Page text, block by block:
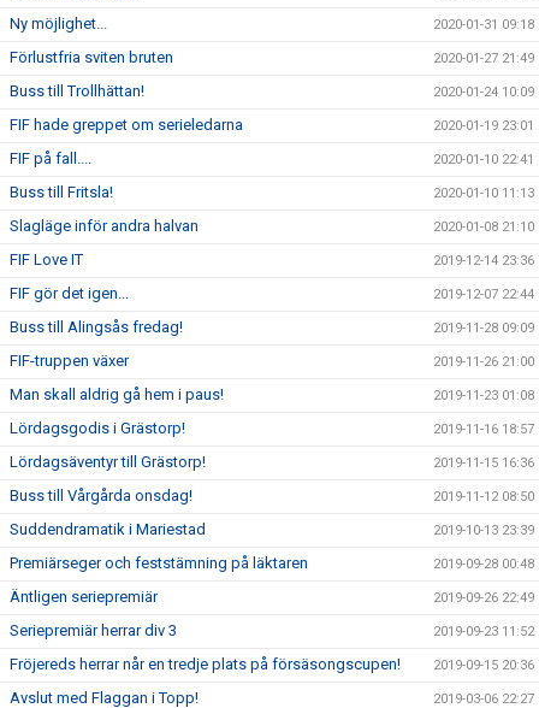
Ny möjlighet... 2020-01-31 09:18
Förlustfria sviten bruten 2020-01-27 21:49
Buss till Trollhättan! 2020-01-24 10:09
FIF hade greppet om serieledarna 2020-01-19 23:01
FIF på fall.... 2020-01-10 22:41
Buss till Fritsla! 2020-01-10 11:13
Slagläge inför andra halvan 2020-01-08 21:10
FIF Love IT 2019-12-14 23:36
FIF gör det igen... 2019-12-07 22:44
Buss till Alingsås fredag! 2019-11-28 09:09
FIF-truppen växer 2019-11-26 21:00
Man skall aldrig gå hem i paus! 2019-11-23 01:08
Lördagsgodis i Grästorp! 2019-11-16 18:57
Lördagsäventyr till Grästorp! 2019-11-15 16:36
Buss till Vårgårda onsdag! 2019-11-12 08:50
Suddendramatik i Mariestad 2019-10-13 23:39
Premiärseger och feststämning på läktaren 2019-09-28 00:48
Äntligen seriepremiär 2019-09-26 22:49
Seriepremiär herrar div 3 2019-09-23 11:52
Fröjereds herrar når en tredje plats på försäsongscupen! 2019-09-15 20:36
Avslut med Flaggan i Topp! 2019-03-06 22:27